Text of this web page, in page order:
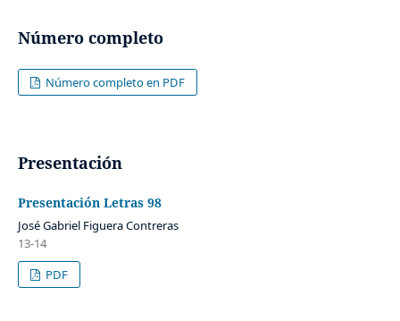
Número completo
Número completo en PDF
Presentación
Presentación Letras 98
José Gabriel Figuera Contreras
13-14
PDF